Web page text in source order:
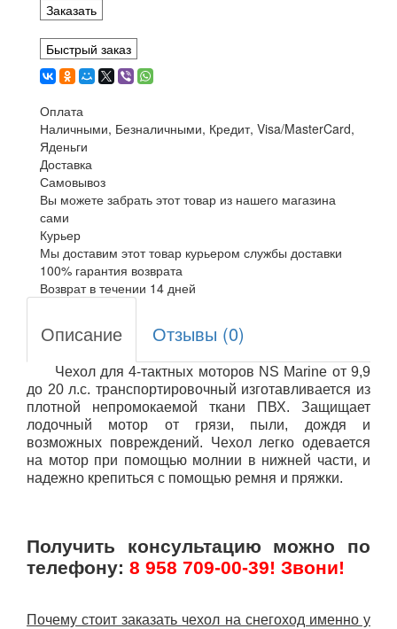
Заказать
Быстрый заказ
Оплата
Наличными, Безналичными, Кредит, Visa/MasterCard,
Яденьги
Доставка
Самовывоз
Вы можете забрать этот товар из нашего магазина
сами
Курьер
Мы доставим этот товар курьером службы доставки
100% гарантия возврата
Возврат в течении 14 дней
Описание Отзывы (0)
Чехол для 4-тактных моторов NS Marine от 9,9
до 20 л.с. транспортировочный изготавливается из
плотной непромокаемой ткани ПВХ. Защищает
лодочный мотор от грязи, пыли, дождя и
возможных повреждений. Чехол легко одевается
на мотор при помощью молнии в нижней части, и
надежно крепиться с помощью ремня и пряжки.
Получить консультацию можно по
телефону: 8 958 709-00-39! Звони!
Почему стоит заказать чехол на снегоход именно у